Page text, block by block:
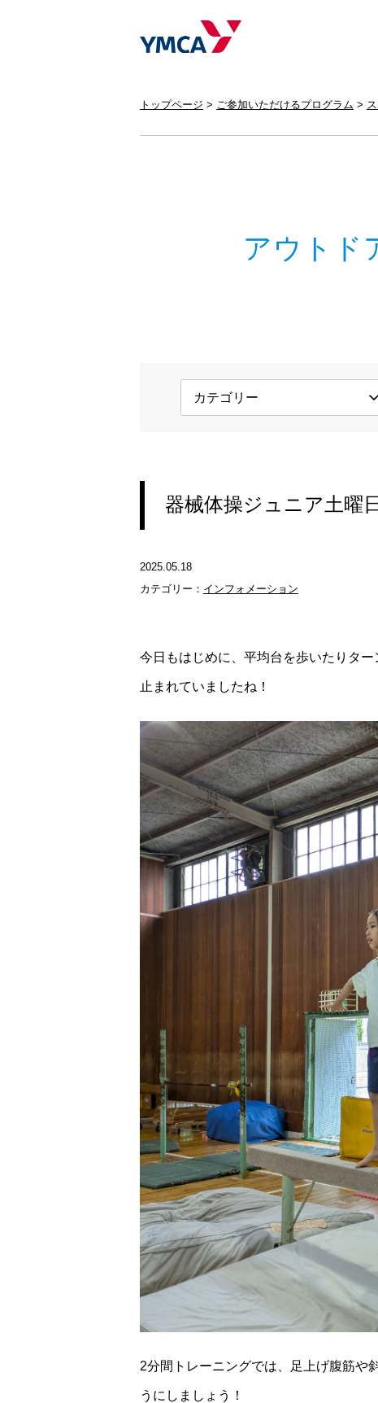
トップページ ご参加いただけるプログラム
アウトド
器械体操ジュニア土曜
2025.05.18
カテゴリー： インフォメーション
今日もはじめに、平均台を歩いたりタ
止まれていましたね！
2分間トレーニングでは、足上げ腹筋や
うにしましょう！